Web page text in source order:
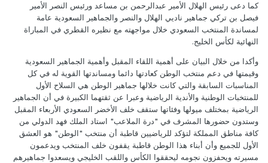
كما دعى رئيس الهلال الأمير عبدالرحمن بن مساعد ورئيس النصر الأمير
فيصل بن تركي جماهير ناديي الهلال والنصر والجماهير السعودية عامة
لمساندة المنتخب السعودي خلال مواجهته مع نظيره القطري في المباراة
النهائية لكأس الخليج.
وأكدا من خلال البيان على أهمية اللقاء المقبل وأهمية الجماهير السعودية
وقيمتها في دعم منتخب الوطن كعادتها دائما ومساندتها القوية له في كل
المناسبات السابقة والتي كانت خلالها جماهير الوطن هي السلاح الأول
للمنتخبات الوطنية والأندية الرياضية وعبرا عن ثقتهما الكبيرة في أن الجماهير
الرياضية بمختلف ميولها وفئاتها ستقف خلف الأخضر السعودي الأربعاء المقبل
وستدون حضورها المشرف في "درة الملاعب" استاد الملك فهد الدولي من
كافة مناطق المملكة لتؤكد للرياضيين قاطبة أن منتخب "الوطن" هو العشق
الأول للجميع وأن أبناء هذا الوطن قاطبة يقفون خلف المنتخب ويدعمون
مسيرته ويحفزون نجومه ليحققوا الكأس واللقب الخليجي ويسعدوا جماهيرهم